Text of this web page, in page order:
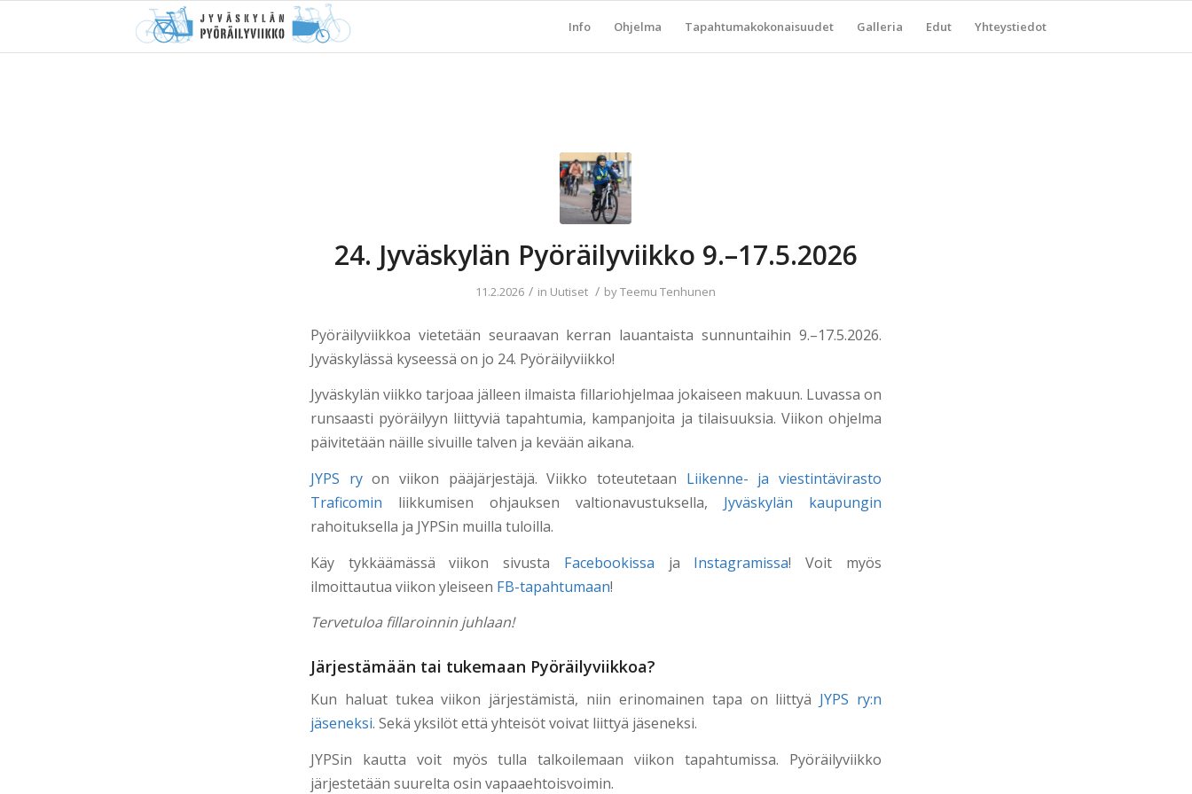
Info Ohjelma Tapahtumakokonaisuudet Galleria Edut Yhteystiedot
24. Jyväskylän Pyöräilyviikko 9.–17.5.2026
11.2.2026 / in Uutiset / byTeemu Tenhunen
Pyöräilyviikkoa vietetään seuraavan kerran lauantaista sunnuntaihin 9.–17.5.2026.
Jyväskylässä kyseessä on jo 24. Pyöräilyviikko!
Jyväskylän viikko tarjoaa jälleen ilmaista fillariohjelmaa jokaiseen makuun. Luvassa on
runsaasti pyöräilyyn liittyviä tapahtumia, kampanjoita ja tilaisuuksia. Viikon ohjelma
päivitetään näille sivuille talven ja kevään aikana.
JYPS ryon viikon pääjärjestäjä. Viikko toteutetaan Liikenne- ja viestintävirasto
Traficomin liikkumisen ohjauksen valtionavustuksella, Jyväskylän kaupungin
rahoituksella ja JYPSin muilla tuloilla.
Käy tykkäämässä viikon sivusta Facebookissa ja Instagramissa! Voit myös
ilmoittautua viikon yleiseen FB-tapahtumaan!
Tervetuloa fillaroinnin juhlaan!
Järjestämään tai tukemaan Pyöräilyviikkoa?
Kun haluat tukea viikon järjestämistä, niin erinomainen tapa on liittyä JYPS ry:n
jäseneksi. Sekä yksilöt että yhteisöt voivat liittyä jäseneksi.
JYPSin kautta voit myös tulla talkoilemaan viikon tapahtumissa. Pyöräilyviikko
järjestetään suurelta osin vapaaehtoisvoimin.